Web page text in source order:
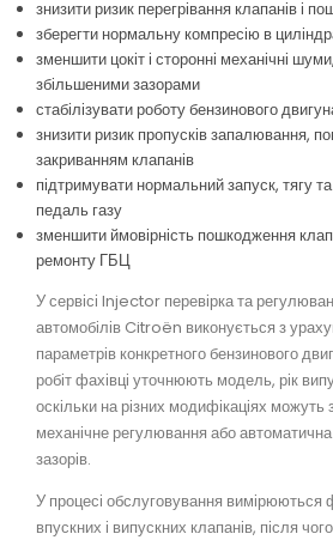
знизити ризик перегрівання клапанів і
зберегти нормальну компресію в
зменшити цокіт і сторонні механічні
збільшеними зазорами
стабілізувати роботу бензинового
знизити ризик пропусків запалювання,
закриванням клапанів
підтримувати нормальний запуск, тягу
педаль газу
зменшити ймовірність пошкодження
ремонту ГБЦ
У сервісі Injector перевірка та
автомобілів Citroën виконується з
параметрів конкретного бензинового
робіт фахівці уточнюють модель, рік
оскільки на різних модифікаціях можуть
механічне регулювання або
зазорів.
У процесі обслуговування вимірюються
впускних і випускних клапанів, після